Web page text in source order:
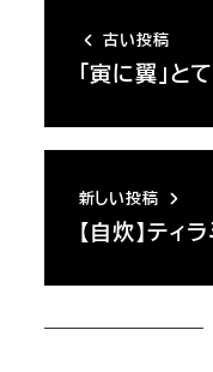
古い投稿
「寅に翼」と
新しい投稿
【自炊】ティ